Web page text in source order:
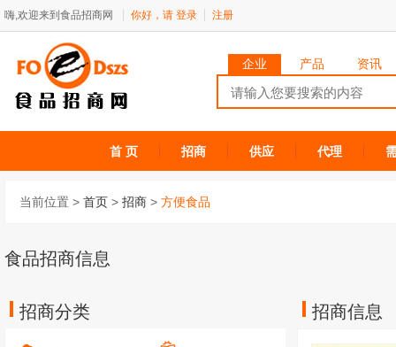
嗨,欢迎来到食品招商网 你好，请 登录 注册
企业 产品 资讯
首 页 招商 供应 代理
当前位置 > 首页 > 招商 > 方便食品
食品招商信息
招商信息
招商分类